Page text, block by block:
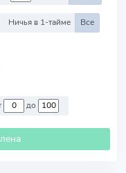
Ничья в 1-тайме Все
от до